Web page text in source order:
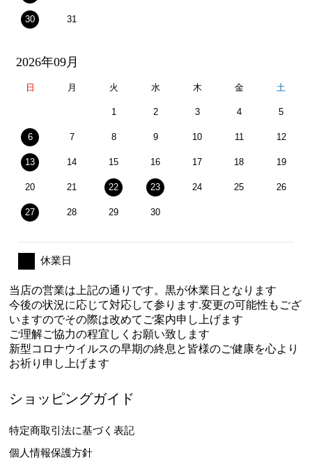
30 31
2026年09月
日 月 火 水 木 金 土
1 2 3 4 5
6 7 8 9 10 11 12
13 14 15 16 17 18 19
20 21 22 23 24 25 26
27 28 29 30
休業日
当店の営業は上記の通りです。黒が休業日となります
今後の状況に応じて対応して参ります.変更の可能性もござ
いますのでその際は改めてご案内申し上げます
ご理解ご協力の程宜しくお願い致します
新型コロナウイルスの早期の終息と皆様のご健康を心より
お祈り申し上げます
ショッピングガイド
特定商取引法に基づく表記
個人情報保護方針